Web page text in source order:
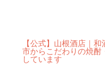
【公式】山根酒店｜
市からこだわりの焼酎
しています